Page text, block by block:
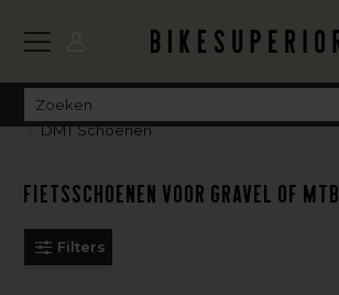
DMT Schoenen
Fietsschoenen voor Gravel of MTB
Filters